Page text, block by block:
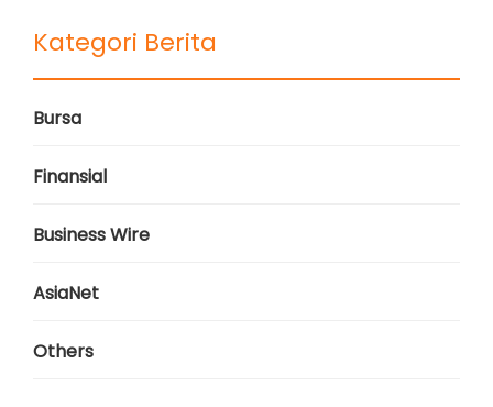
Kategori Berita
Bursa
Finansial
Business Wire
AsiaNet
Others